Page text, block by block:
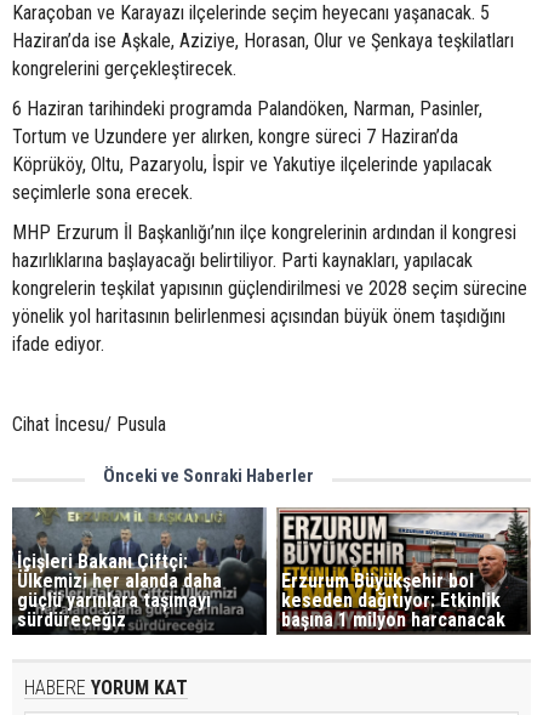
Karaçoban ve Karayazı ilçelerinde seçim heyecanı yaşanacak. 5
Haziran’da ise Aşkale, Aziziye, Horasan, Olur ve Şenkaya teşkilatları
kongrelerini gerçekleştirecek.
6 Haziran tarihindeki programda Palandöken, Narman, Pasinler,
Tortum ve Uzundere yer alırken, kongre süreci 7 Haziran’da
Köprüköy, Oltu, Pazaryolu, İspir ve Yakutiye ilçelerinde yapılacak
seçimlerle sona erecek.
MHP Erzurum İl Başkanlığı’nın ilçe kongrelerinin ardından il kongresi
hazırlıklarına başlayacağı belirtiliyor. Parti kaynakları, yapılacak
kongrelerin teşkilat yapısının güçlendirilmesi ve 2028 seçim sürecine
yönelik yol haritasının belirlenmesi açısından büyük önem taşıdığını
ifade ediyor.
Cihat İncesu/ Pusula
Önceki ve Sonraki Haberler
İçişleri Bakanı Çiftçi:
Ülkemizi her alanda daha
güçlü yarınlara taşımayı
sürdüreceğiz
Erzurum Büyükşehir bol
keseden dağıtıyor: Etkinlik
başına 1 milyon harcanacak
HABERE YORUM KAT